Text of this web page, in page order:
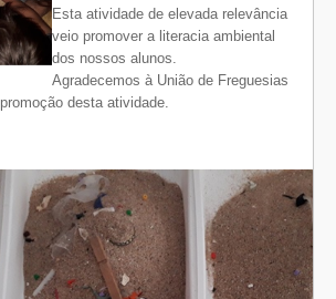
Esta atividade de elevada relevância
veio promover a literacia ambiental
dos nossos alunos.
Agradecemos à União de Freguesias
desta atividade.